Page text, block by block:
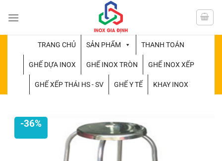
đến
TRANG CHỦ SẢN PHẨM THANH TOÁN
GHẾ DỰA INOX GHẾ INOX TRÒN GHẾ INOX XẾP
GHẾ XẾP THÁI HS - SV GHẾ Y TẾ KHAY INOX
-36%